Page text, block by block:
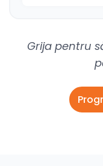
Grija pentru